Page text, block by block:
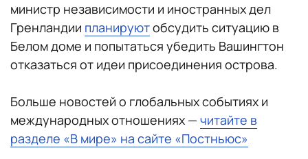
министр независимости и иностранных дел
Гренландии планируютобсудить ситуацию в
Белом доме и попытаться убедить Вашингтон
отказаться от идеи присоединения острова.
Больше новостей о глобальных событиях и
международных отношениях — читайте в
разделе «В мире» на сайте «Постньюс»